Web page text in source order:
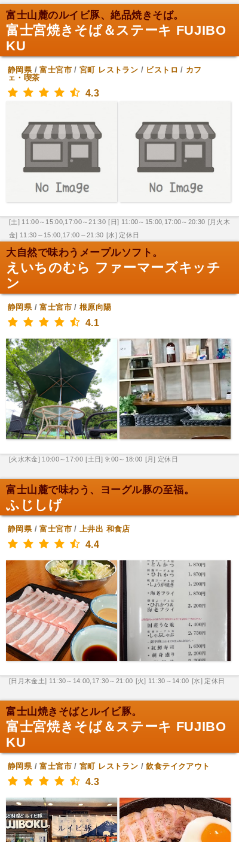
富士山麓のルイビ豚、絶品焼きそば。
富士宮焼きそば＆ステーキ FUJIBO
KU
静岡県/富士宮市/宮町 レストラン / ビストロ / カフ
ェ・喫茶
4.3
[土] 11:00～15:00,17:00～21:30 [日] 11:00～15:00,17:00～20:30 [月火木
金] 11:30～15:00,17:00～21:30 [水] 定休日
大自然で味わうメープルソフト。
えいちのむら ファーマーズキッチ
ン
静岡県/富士宮市/根原向陽
4.1
[火水木金] 10:00～17:00 [土日] 9:00～18:00 [月] 定休日
富士山麓で味わう、ヨーグル豚の至福。
ふじしげ
静岡県/富士宮市/上井出 和食店
4.4
[日月木金土] 11:30～14:00,17:30～21:00 [火] 11:30～14:00 [水] 定休日
富士山焼きそばとルイビ豚。
富士宮焼きそば＆ステーキ FUJIBO
KU
静岡県/富士宮市/宮町 レストラン /飲食テイクアウト
4.3